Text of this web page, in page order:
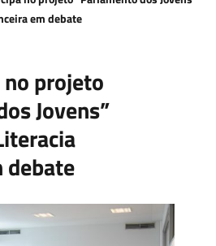
em debate
projeto
Jovens”
debate